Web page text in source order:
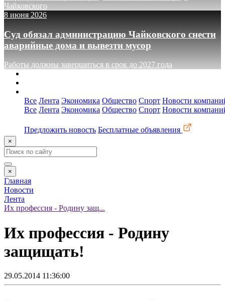
Чайковского
8 июня 2026
Суд обязал администрацию Чайковского снести
аварийные дома и вывезти мусор
Работы должны завершиться в срок до 2027 года
Все Лента Экономика Общество Спорт Новости
Все Лента Экономика Общество Спорт Новости
Предложить новость Бесплатные объявления
×
×
Главная
Новости
Лента
Их профессия - Родину защ...
Их профессия - Родину
защищать!
29.05.2014 11:36:00